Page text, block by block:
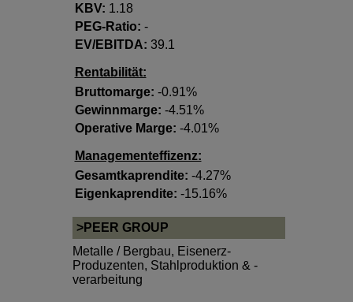
KBV: 1.18
PEG-Ratio: -
EV/EBITDA: 39.1
Rentabilität:
Bruttomarge: -0.91%
Gewinnmarge: -4.51%
Operative Marge: -4.01%
Managementeffizenz:
Gesamtkaprendite: -4.27%
Eigenkaprendite: -15.16%
>PEER GROUP
Metalle / Bergbau, Eisenerz-
Produzenten, Stahlproduktion & -
verarbeitung